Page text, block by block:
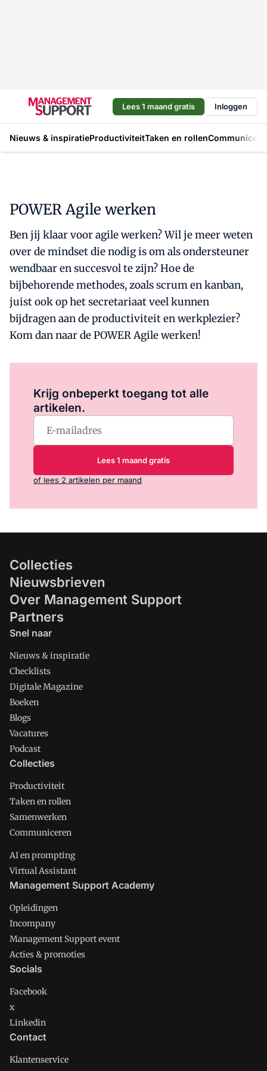
Lees 1 maand gratis Inloggen
Nieuws & inspiratieProductiviteitTaken en rollen
POWER Agile werken
Ben jij klaar voor agile werken? Wil je meer weten
over de mindset die nodig is om als ondersteuner
wendbaar en succesvol te zijn? Hoe de
bijbehorende methodes, zoals scrum en kanban,
juist ook op het secretariaat veel kunnen
bijdragen aan de productiviteit en werkplezier?
Kom dan naar de POWER Agile werken!
Krijg onbeperkt toegang tot alle
artikelen.
Lees 1 maand gratis
of lees 2 artikelen per maand
Collecties
Nieuwsbrieven
Over Management Support
Partners
Snel naar
Nieuws & inspiratie
Checklists
Digitale Magazine
Boeken
Blogs
Vacatures
Podcast
Collecties
Productiviteit
Taken en rollen
Samenwerken
Communiceren
AI en prompting
Virtual Assistant
Management Support Academy
Opleidingen
Incompany
Management Support event
Acties & promoties
Socials
Facebook
x
Linkedin
Contact
Klantenservice